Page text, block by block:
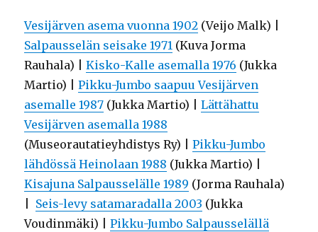
Vesijärven asema vuonna 1902 (Veijo Malk) |
Salpausselän seisake 1971 (Kuva Jorma
Rauhala) |Kisko-Kalle asemalla 1976 (Jukka
Martio) |Pikku-Jumbo saapuu Vesijärven
asemalle 1987 (Jukka Martio) |Lättähattu
Vesijärven asemalla 1988
(Museorautatieyhdistys Ry) |Pikku-Jumbo
lähdössä Heinolaan 1988 (Jukka Martio) |
Kisajuna Salpausselälle 1989 (Jorma Rauhala)
Seis-levy satamaradalla 2003 (Jukka
Voudinmäki) |Pikku-Jumbo Salpausselällä